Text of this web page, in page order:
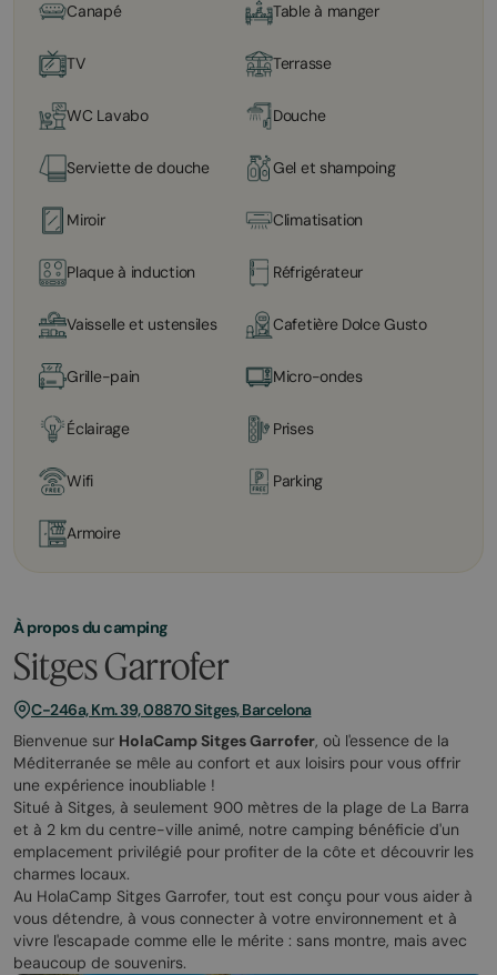
Canapé Table à manger
TV Terrasse
WC Lavabo Douche
Serviette de douche Gel et shampoing
Miroir Climatisation
Plaque à induction Réfrigérateur
Vaisselle et ustensiles Cafetière Dolce Gusto
Grille-pain Micro-ondes
Éclairage Prises
Wifi Parking
Armoire
À propos du camping
Sitges Garrofer
C-246a, Km. 39, 08870 Sitges, Barcelona
Bienvenue sur HolaCamp Sitges Garrofer, où l'essence de la
Méditerranée se mêle au confort et aux loisirs pour vous offrir
une expérience inoubliable !
Situé à Sitges, à seulement 900 mètres de la plage de La Barra
et à 2 km du centre-ville animé, notre camping bénéficie d'un
emplacement privilégié pour profiter de la côte et découvrir les
charmes locaux.
Au HolaCamp Sitges Garrofer, tout est conçu pour vous aider à
vous détendre, à vous connecter à votre environnement et à
vivre l'escapade comme elle le mérite : sans montre, mais avec
beaucoup de souvenirs.